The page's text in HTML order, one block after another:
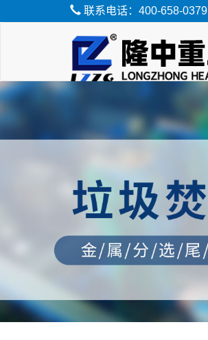
联系电话：400-658-0379
脱水筛